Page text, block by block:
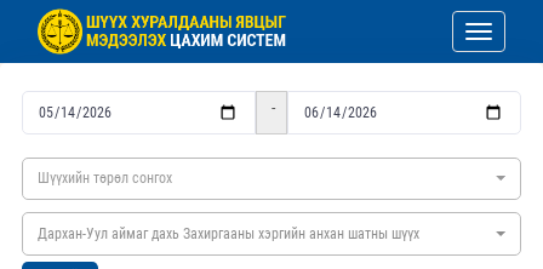
Toggle
-
Шүүхийн төрөл сонгох
Дархан-Уул аймаг дахь Захиргааны хэргийн анхан шатны шүүх